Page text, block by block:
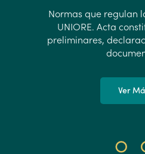
Normas que regulan
UNIORE. Acta
preliminares,
Ver